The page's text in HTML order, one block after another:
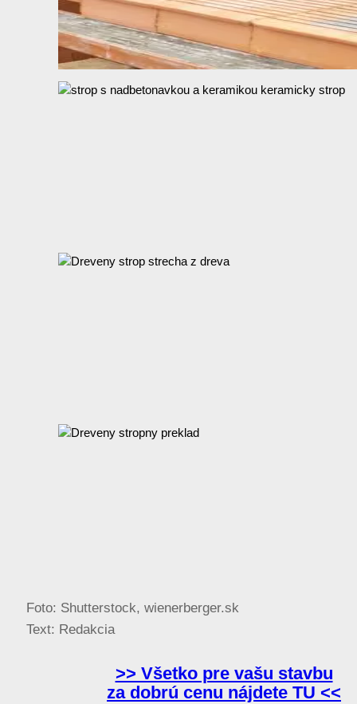
Foto: Shutterstock, wienerberger.sk
Text: Redakcia
>> Všetko pre vašu stavbu
za dobrú cenu nájdete TU <<